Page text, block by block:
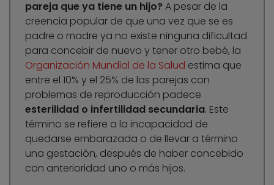
pareja que ya tiene un hijo? A pesar de la
creencia popular de que una vez que se es
padre o madre ya no existe ninguna dificultad
para concebir de nuevo y tener otro bebé, la
Organización Mundial de la Salud estima que
entre el 10% y el 25% de las parejas con
problemas de reproducción padece
esterilidad o infertilidad secundaria. Este
término se refiere a la incapacidad de
quedarse embarazada o de llevar a término
una gestación, después de haber concebido
con anterioridad uno o más hijos.